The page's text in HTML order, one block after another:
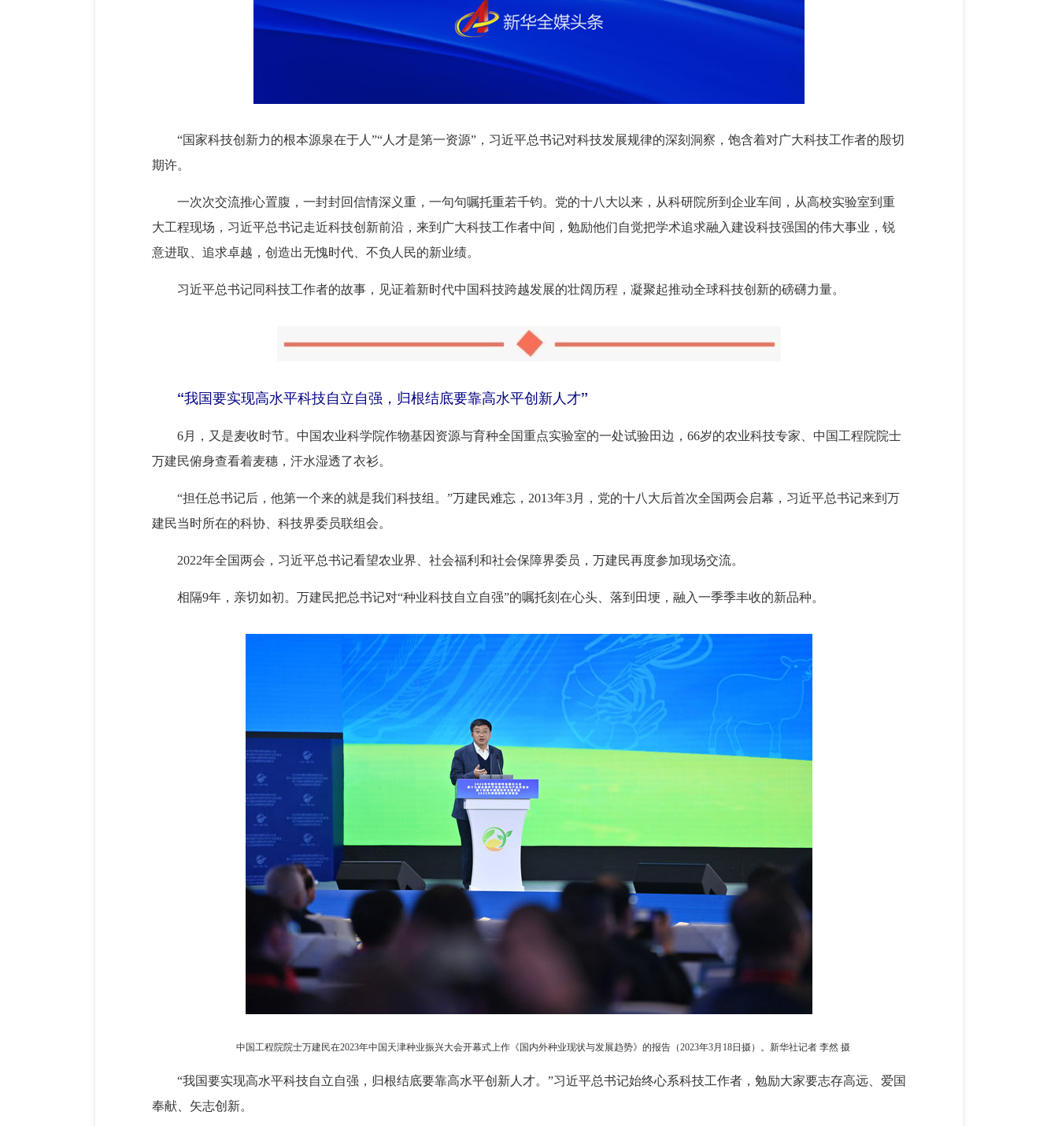
“国家科技创新力的根本源泉在于人”“人才是第一资源”，习近平总书记对科技发展规律的深刻洞察，饱含着对广大科技工作者的殷切
期许。
一次次交流推心置腹，一封封回信情深义重，一句句嘱托重若千钧。党的十八大以来，从科研院所到企业车间，从高校实验室到重
大工程现场，习近平总书记走近科技创新前沿，来到广大科技工作者中间，勉励他们自觉把学术追求融入建设科技强国的伟大事业，锐
意进取、追求卓越，创造出无愧时代、不负人民的新业绩。
习近平总书记同科技工作者的故事，见证着新时代中国科技跨越发展的壮阔历程，凝聚起推动全球科技创新的磅礴力量。
“我国要实现高水平科技自立自强，归根结底要靠高水平创新人才”
6月，又是麦收时节。中国农业科学院作物基因资源与育种全国重点实验室的一处试验田边，66岁的农业科技专家、中国工程院院士
万建民俯身查看着麦穗，汗水湿透了衣衫。
“担任总书记后，他第一个来的就是我们科技组。”万建民难忘，2013年3月，党的十八大后首次全国两会启幕，习近平总书记来到万
建民当时所在的科协、科技界委员联组会。
2022年全国两会，习近平总书记看望农业界、社会福利和社会保障界委员，万建民再度参加现场交流。
相隔9年，亲切如初。万建民把总书记对“种业科技自立自强”的嘱托刻在心头、落到田埂，融入一季季丰收的新品种。
中国工程院院士万建民在2023年中国天津种业振兴大会开幕式上作《国内外种业现状与发展趋势》的报告（2023年3月18日摄）。新华社记者 李然 摄
“我国要实现高水平科技自立自强，归根结底要靠高水平创新人才。”习近平总书记始终心系科技工作者，勉励大家要志存高远、爱国
奉献、矢志创新。